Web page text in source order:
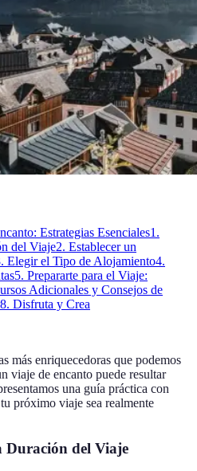
Estrategias Esenciales1.
del Viaje2. Establecer un
Elegir el Tipo de Alojamiento4.
5. Prepararte para el Viaje:
Adicionales y Consejos de
8. Disfruta y Crea
más enriquecedoras que podemos
viaje de encanto puede resultar
una guía práctica con
próximo viaje sea realmente
Duración del Viaje